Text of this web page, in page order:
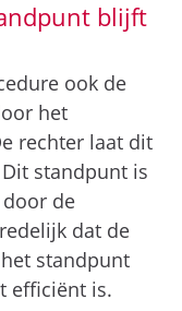
blijft
ook de
het
rechter laat dit
standpunt is
de
dat de
standpunt
efficiënt is.